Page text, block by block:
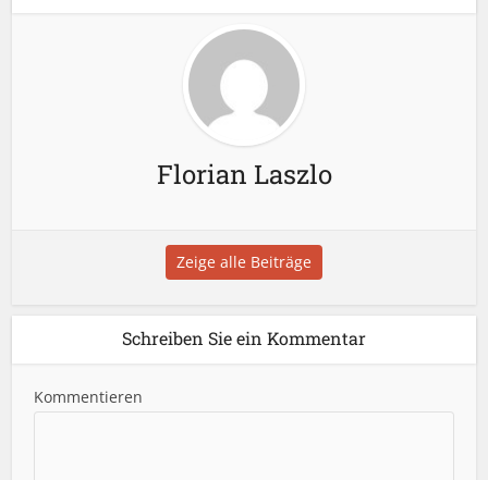
Florian Laszlo
Zeige alle Beiträge
Schreiben Sie ein Kommentar
Kommentieren